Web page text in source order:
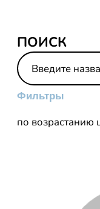
ПОИСК
Фильтры
по возрастанию